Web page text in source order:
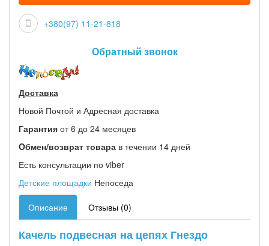
+380(97) 11-21-818
Обратный звонок
Доставка
Новой Почтой и Адресная доставка
Гарантия от 6 до 24 месяцев
Oбмен/возврат товара в течении 14 дней
Есть консультации по viber
Детские площадки Непоседа
Описание Отзывы (0)
Качель подвесная на цепях Гнездо